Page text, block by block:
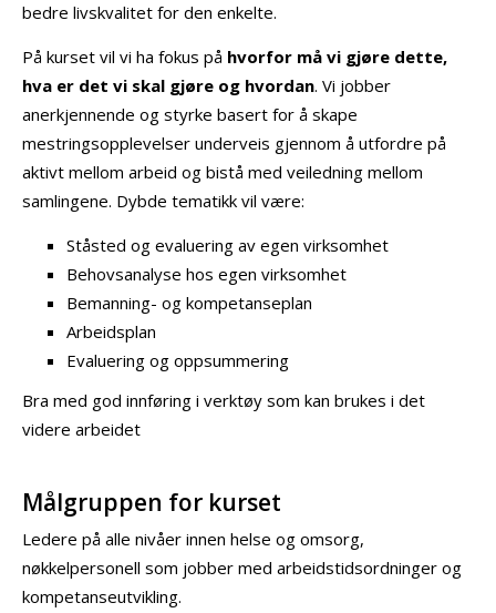
bedre livskvalitet for den enkelte.
På kurset vil vi ha fokus på hvorfor må vi gjøre dette,
hva er det vi skal gjøre og hvordan. Vi jobber
anerkjennende og styrke basert for å skape
mestringsopplevelser underveis gjennom å utfordre på
aktivt mellom arbeid og bistå med veiledning mellom
samlingene. Dybde tematikk vil være:
Ståsted og evaluering av egen virksomhet
Behovsanalyse hos egen virksomhet
Bemanning- og kompetanseplan
Arbeidsplan
Evaluering og oppsummering
Bra med god innføring i verktøy som kan brukes i det
videre arbeidet
Målgruppen for kurset
Ledere på alle nivåer innen helse og omsorg,
nøkkelpersonell som jobber med arbeidstidsordninger og
kompetanseutvikling.